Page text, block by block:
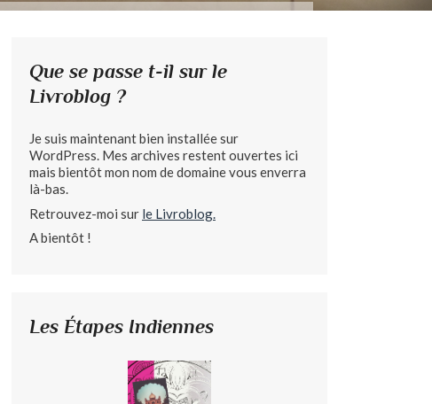
Que se passe t-il sur le
Livroblog ?
Je suis maintenant bien installée sur
WordPress. Mes archives restent ouvertes ici
mais bientôt mon nom de domaine vous enverra
là-bas.
Retrouvez-moi sur le Livroblog.
A bientôt !
Les Étapes Indiennes